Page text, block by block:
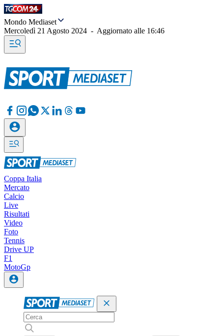
Mondo Mediaset
Mercoledì 21 Agosto 2024 - Aggiornato alle 16:46
Coppa Italia
Mercato
Calcio
Live
Risultati
Video
Foto
Tennis
Drive UP
F1
MotoGp